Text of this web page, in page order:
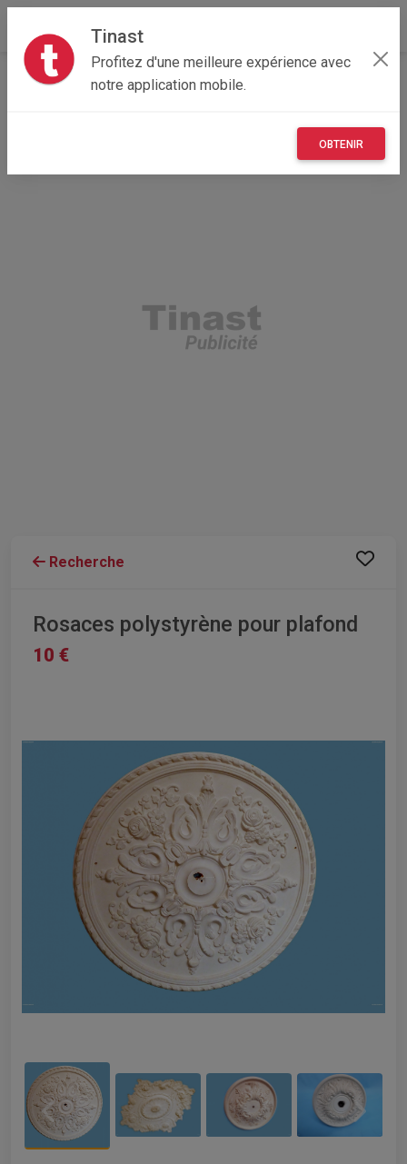
Tinast
Profitez d'une meilleure expérience avec
notre application mobile.
OBTENIR
Accueil Maisons et enfants Grand Est
Recherche
Rosaces polystyrène pour plafond
10 €